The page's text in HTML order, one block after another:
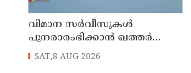
വിമാന സര്‍വീസുകള്‍
പുനരാരംഭിക്കാന്‍ ഖത്തര്‍
എയര്‍വേയ്‌സ്
SAT,8 AUG 2026